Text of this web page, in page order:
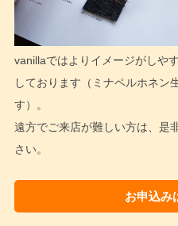
vanillaではよりイメージがしや
しております（ミナペルホネン
す）。
遠方でご来店が難しい方は、是
さい。
お申込